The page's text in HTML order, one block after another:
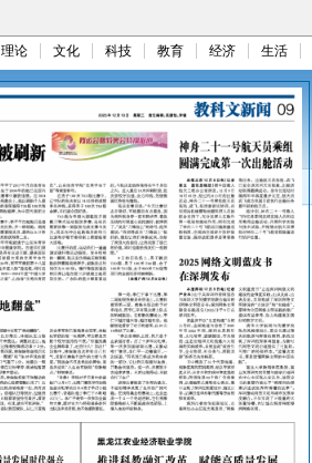
理论 文化 科技 教育 经济 生活